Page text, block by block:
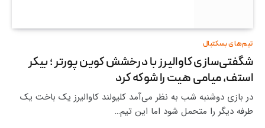
تیم‌های بسکتبال
شگفتی‌سازی کاوالیرز با درخشش کوین پورتر ؛ بیکر
استف، میامی هیت را شوکه کرد
در بازی دوشنبه شب به نظر می‌آمد کلیولند کاوالیرز یک باخت یک
طرفه دیگر را متحمل شود اما این تیم…